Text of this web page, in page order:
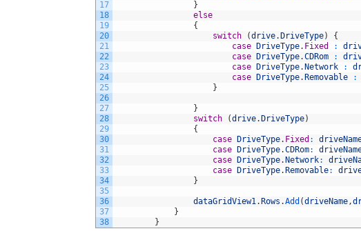
17
18
19
20
21
22
23
24
25
26
27
28
29
30
31
32
33
34
35
36
37
38
}
else
{
switch
(drive. DriveType)
{
case
DriveType. Fixed :
case
DriveType.CDRom :
case
DriveType. Network :
case
DriveType. Removable :
}
}
switch
(drive. DriveType)
{
case
DriveType. Fixed :
case
DriveType.CDRom:
case
DriveType. Network:
case
DriveType. Removable:
}
dataGridView1. Rows .Add (driveName,
}
}